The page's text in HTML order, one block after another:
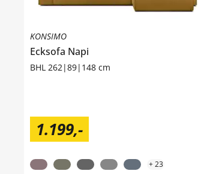
KONSIMO
Ecksofa Napi
BHL 262|89|148 cm
1.199,-
+23